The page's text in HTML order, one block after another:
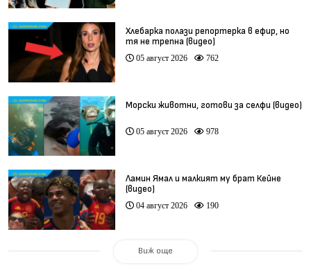
Хлебарка полази репортерка в ефир, но
тя не трепна (видео)
05 август 2026 762
Морски животни, готови за селфи (видео)
05 август 2026 978
Ламин Ямал и малкият му брат Кейне
(видео)
04 август 2026 190
Виж още